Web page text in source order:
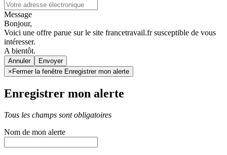
Message
Bonjour,
Voici une offre parue sur le site francetravail.fr susceptible de vous
intéresser.
A bientôt.
Annuler
× Fermer la fenêtre Enregistrer mon alerte
Enregistrer mon alerte
Tous les champs sont obligatoires
Nom de mon alerte